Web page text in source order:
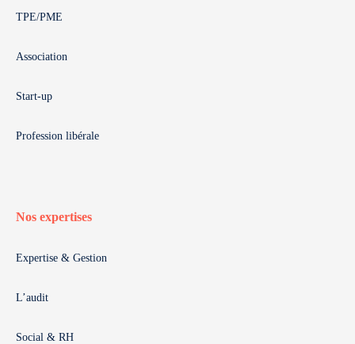
TPE/PME
Association
Start-up
Profession libérale
Nos expertises
Expertise & Gestion
L’audit
Social & RH